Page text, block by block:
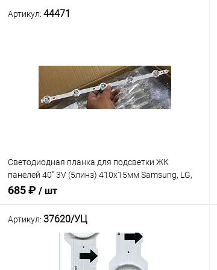
Артикул: 44471
Светодиодная планка для подсветки ЖК
панелей 40" 3V (5линз) 410х15мм Samsung, LG,
SVS400A89_REV10_5LED_140124
685 ₽ / шт
В корзину
Артикул: 37620/УЦ